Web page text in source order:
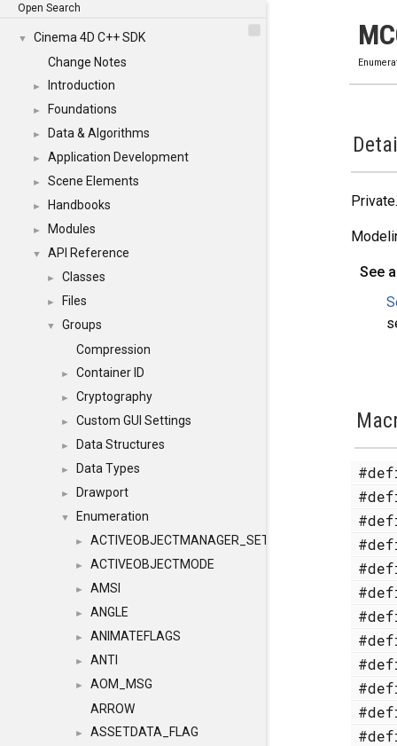
Open Search
▼
Cinema 4D C++ SDK
Change Notes
► Introduction
► Foundations
► Data & Algorithms
► Application Development
► Scene Elements
► Handbooks
► Modules
▼ API Reference
► Classes
► Files
▼
Groups
Compression
► Container ID
► Cryptography
► Custom GUI Settings
► Data Structures
► Data Types
► Drawport
▼ Enumeration
► ACTIVEOBJECTMANAGER_SETOBJECTS
► ACTIVEOBJECTMODE
► AMSI
► ANGLE
► ANIMATEFLAGS
► ANTI
►
AOM_MSG
ARROW
► ASSETDATA_FLAG
Private
See